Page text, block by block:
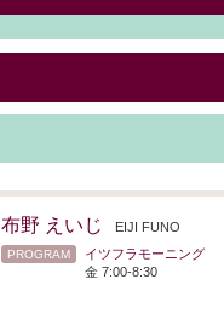
布野 えいじ EIJI FUNO
PROGRAM
イツフラモーニング
金 7:00-8:30